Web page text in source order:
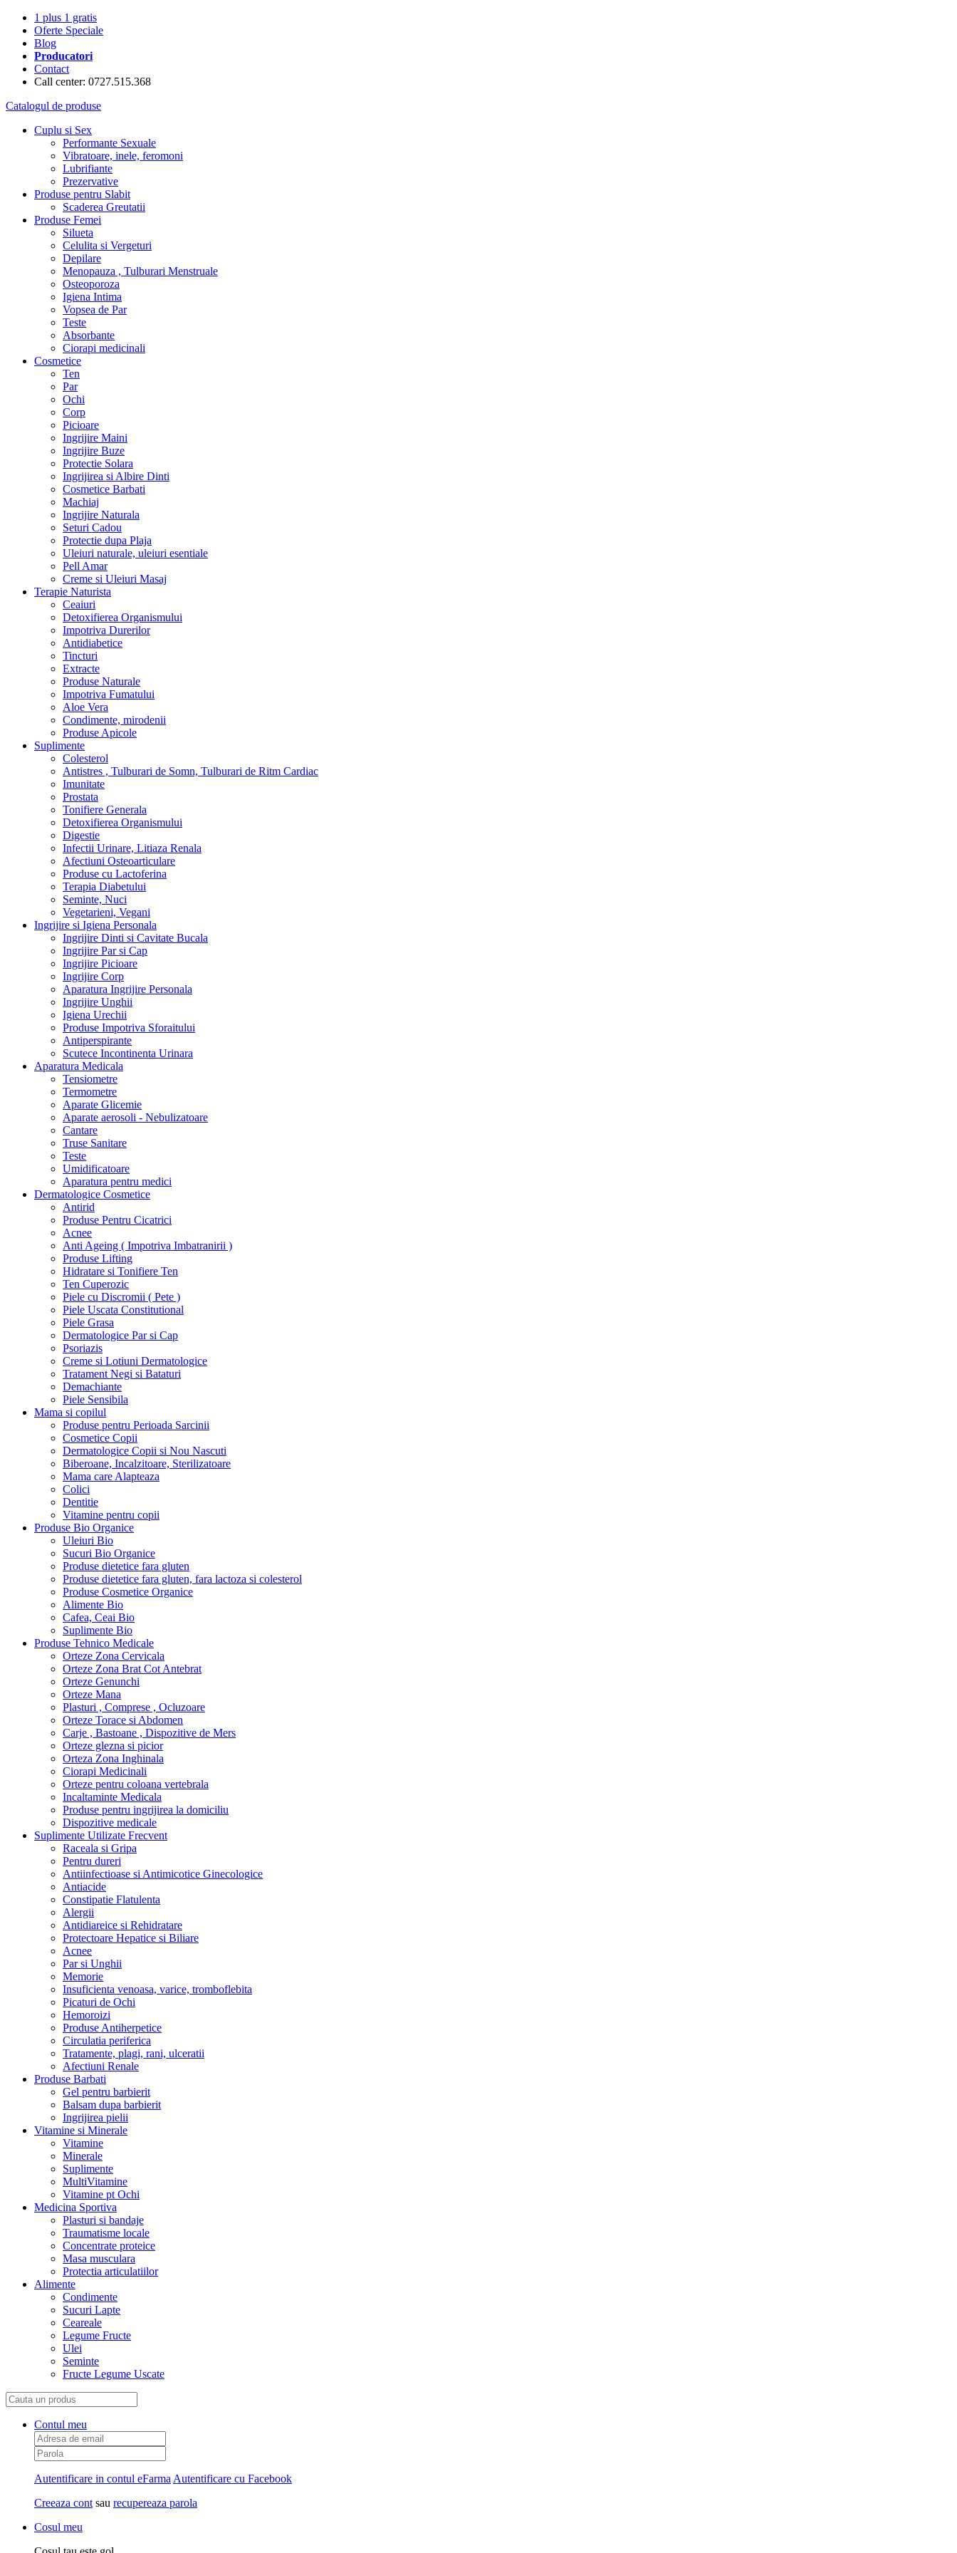
1 plus 1 gratis
Oferte Speciale
Blog
Producatori
Contact
Call center: 0727.515.368
Catalogul de produse
Cuplu si Sex
Performante Sexuale
Vibratoare, inele, feromoni
Lubrifiante
Prezervative
Produse pentru Slabit
Scaderea Greutatii
Produse Femei
Silueta
Celulita si Vergeturi
Depilare
Menopauza , Tulburari Menstruale
Osteoporoza
Igiena Intima
Vopsea de Par
Teste
Absorbante
Ciorapi medicinali
Cosmetice
Ten
Par
Ochi
Corp
Picioare
Ingrijire Maini
Ingrijire Buze
Protectie Solara
Ingrijirea si Albire Dinti
Cosmetice Barbati
Machiaj
Ingrijire Naturala
Seturi Cadou
Protectie dupa Plaja
Uleiuri naturale, uleiuri esentiale
Pell Amar
Creme si Uleiuri Masaj
Terapie Naturista
Ceaiuri
Detoxifierea Organismului
Impotriva Durerilor
Antidiabetice
Tincturi
Extracte
Produse Naturale
Impotriva Fumatului
Aloe Vera
Condimente, mirodenii
Produse Apicole
Suplimente
Colesterol
Antistres , Tulburari de Somn, Tulburari de Ritm Cardiac
Imunitate
Prostata
Tonifiere Generala
Detoxifierea Organismului
Digestie
Infectii Urinare, Litiaza Renala
Afectiuni Osteoarticulare
Produse cu Lactoferina
Terapia Diabetului
Seminte, Nuci
Vegetarieni, Vegani
Ingrijire si Igiena Personala
Ingrijire Dinti si Cavitate Bucala
Ingrijire Par si Cap
Ingrijire Picioare
Ingrijire Corp
Aparatura Ingrijire Personala
Ingrijire Unghii
Igiena Urechii
Produse Impotriva Sforaitului
Antiperspirante
Scutece Incontinenta Urinara
Aparatura Medicala
Tensiometre
Termometre
Aparate Glicemie
Aparate aerosoli - Nebulizatoare
Cantare
Truse Sanitare
Teste
Umidificatoare
Aparatura pentru medici
Dermatologice Cosmetice
Antirid
Produse Pentru Cicatrici
Acnee
Anti Ageing ( Impotriva Imbatranirii )
Produse Lifting
Hidratare si Tonifiere Ten
Ten Cuperozic
Piele cu Discromii ( Pete )
Piele Uscata Constitutional
Piele Grasa
Dermatologice Par si Cap
Psoriazis
Creme si Lotiuni Dermatologice
Tratament Negi si Bataturi
Demachiante
Piele Sensibila
Mama si copilul
Produse pentru Perioada Sarcinii
Cosmetice Copii
Dermatologice Copii si Nou Nascuti
Biberoane, Incalzitoare, Sterilizatoare
Mama care Alapteaza
Colici
Dentitie
Vitamine pentru copii
Produse Bio Organice
Uleiuri Bio
Sucuri Bio Organice
Produse dietetice fara gluten
Produse dietetice fara gluten, fara lactoza si colesterol
Produse Cosmetice Organice
Alimente Bio
Cafea, Ceai Bio
Suplimente Bio
Produse Tehnico Medicale
Orteze Zona Cervicala
Orteze Zona Brat Cot Antebrat
Orteze Genunchi
Orteze Mana
Plasturi , Comprese , Ocluzoare
Orteze Torace si Abdomen
Carje , Bastoane , Dispozitive de Mers
Orteze glezna si picior
Orteza Zona Inghinala
Ciorapi Medicinali
Orteze pentru coloana vertebrala
Incaltaminte Medicala
Produse pentru ingrijirea la domiciliu
Dispozitive medicale
Suplimente Utilizate Frecvent
Raceala si Gripa
Pentru dureri
Antiinfectioase si Antimicotice Ginecologice
Antiacide
Constipatie Flatulenta
Alergii
Antidiareice si Rehidratare
Protectoare Hepatice si Biliare
Acnee
Par si Unghii
Memorie
Insuficienta venoasa, varice, tromboflebita
Picaturi de Ochi
Hemoroizi
Produse Antiherpetice
Circulatia periferica
Tratamente, plagi, rani, ulceratii
Afectiuni Renale
Produse Barbati
Gel pentru barbierit
Balsam dupa barbierit
Ingrijirea pielii
Vitamine si Minerale
Vitamine
Minerale
Suplimente
MultiVitamine
Vitamine pt Ochi
Medicina Sportiva
Plasturi si bandaje
Traumatisme locale
Concentrate proteice
Masa musculara
Protectia articulatiilor
Alimente
Condimente
Sucuri Lapte
Ceareale
Legume Fructe
Ulei
Seminte
Fructe Legume Uscate
Contul meu
Autentificare in contul eFarma Autentificare cu Facebook
Creeaza cont sau recupereaza parola
Cosul meu